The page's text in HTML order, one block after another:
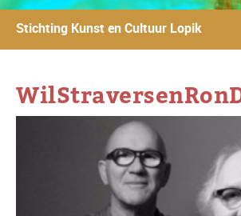
Stichting Kunst en Cultuur Lopik